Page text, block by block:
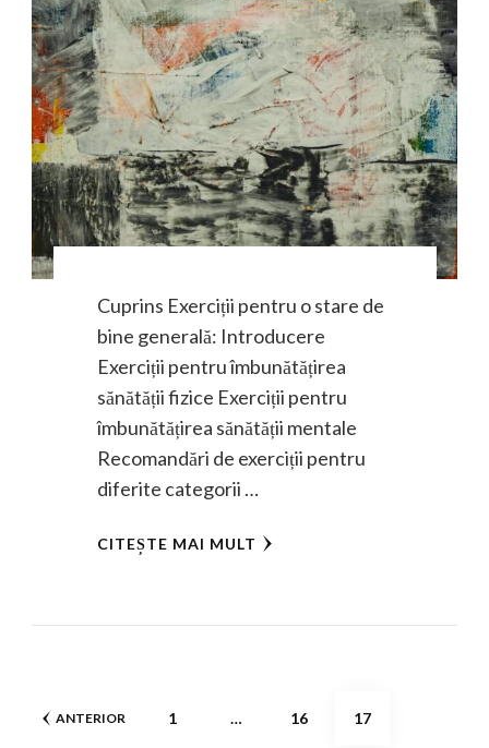
Cuprins Exerciții pentru o stare de
bine generală: Introducere
Exerciții pentru îmbunătățirea
sănătății fizice Exerciții pentru
îmbunătățirea sănătății mentale
Recomandări de exerciții pentru
diferite categorii …
CITEȘTE MAI MULT
Paginație
ANTERIOR PAGINĂ
1 … PAGINĂ
16 PAGINĂ
17